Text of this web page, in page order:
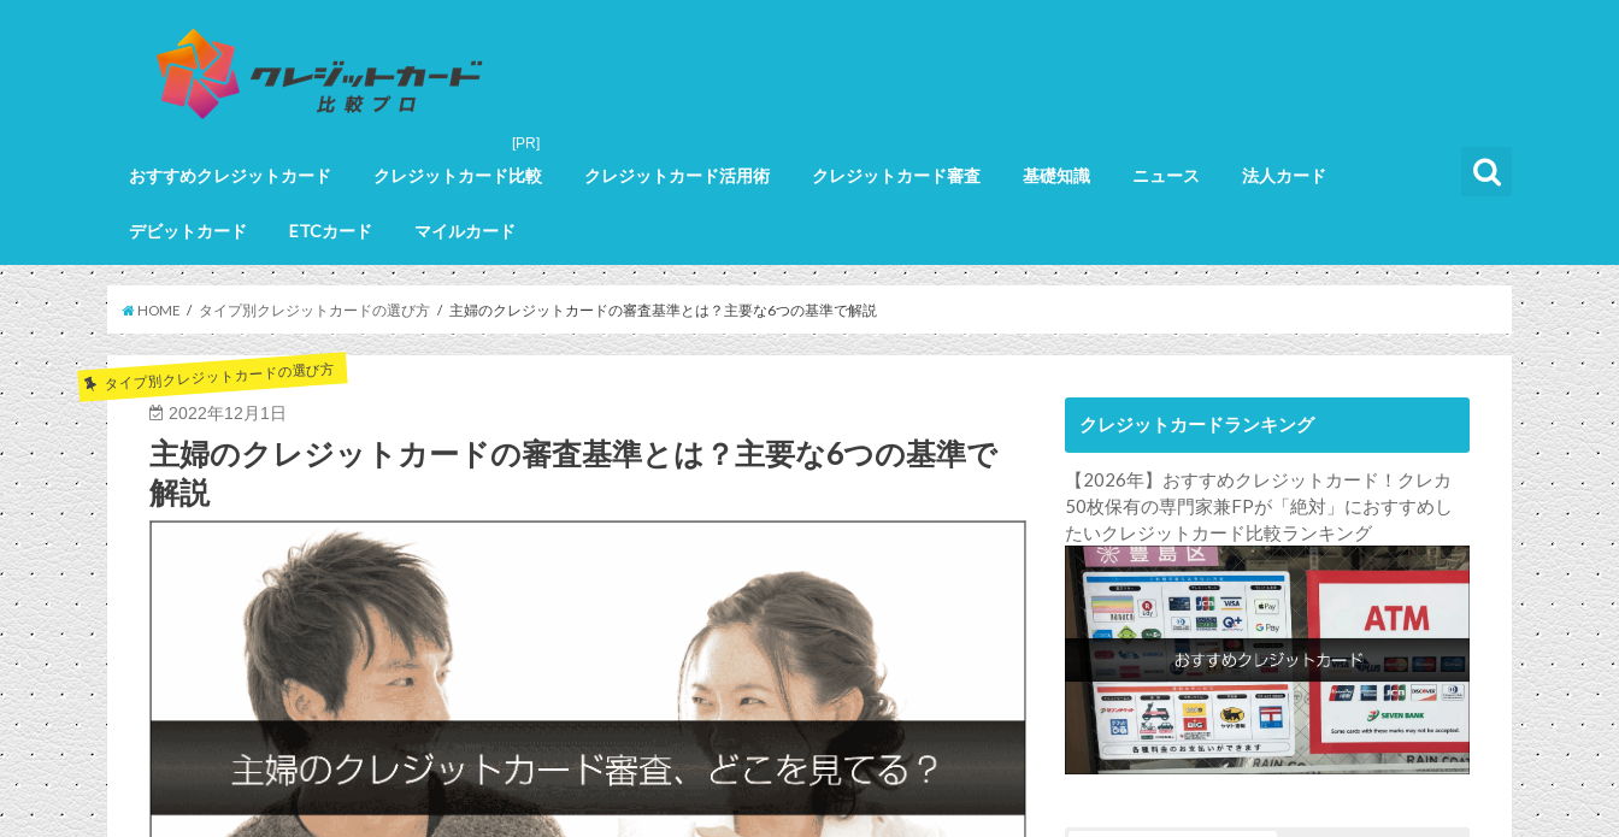
おすすめクレジットカード
クレジットカード全カードランキング
クレジットカードランキング
ゴールドカードランキング
プラチナカードランキング
ブラックカードランキング
クレジットカード比較
クレジットカード詳細
クレジットカード活用術 クレジットカード審査 基礎知識 ニュース 法人カード
デビットカード
デビットカード比較
デビットカードランキング
ETCカード マイルカード
マイルカードランキング
HOME タイプ別クレジットカードの選び方 主婦のクレジットカードの審査基準とは？主要な6つの基準で解説
タイプ別クレジットカードの選び方
2022年12月1日
主婦のクレジットカードの審査基準とは？主要な6つの基準で
解説
クレジットカードランキング
【2026年】おすすめクレジットカード！クレカ
50枚保有の専門家兼FPが「絶対」におすすめし
たいクレジットカード比較ランキング